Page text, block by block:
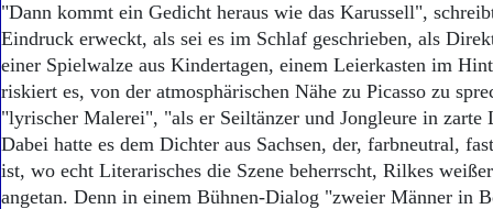
"Dann kommt ein Gedicht heraus wie das Karussell",
Eindruck erweckt, als sei es im Schlaf geschrieben, als
einer Spielwalze aus Kindertagen, einem Leierkasten im
riskiert es, von der atmosphärischen Nähe zu Picasso zu
"lyrischer Malerei", "als er Seiltänzer und Jongleure in
Dabei hatte es dem Dichter aus Sachsen, der, farbneutral,
ist, wo echt Literarisches die Szene beherrscht, Rilkes
angetan. Denn in einem Bühnen-Dialog "zweier Männer in